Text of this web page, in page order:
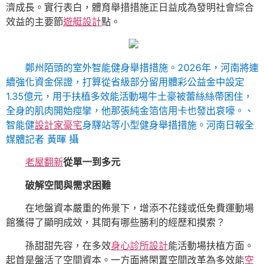
濟成長。實行表白，體育舉措措施正日益成為發明社會綜合
效益的主要節遊艇設計點。
鄭州陌頭的室外智能健身舉措措施。2026年，河南將連
續強化資金保證，打算從省級部分留用體彩公益金中設定
1.35億元，用于扶植多效能活動場牛土豪被蕾絲絲帶困住，
全身的肌肉開始痙攣，他那張純金箔信用卡也發出哀嚎。、
智能健設計家豪宅身驛站等小型健身舉措措施。河南日報全
媒體記者 黃暉 攝
老屋翻新從單一到多元
破解空間與需求困難
在地盤資本嚴重的佈景下，增添不花錢或低免費運動場
館獲得了顯明成效，其間有哪些勝利的經歷和摸索？
孫甜甜先容，在多效身心診所設計能活動場扶植方面。
起首是盤活了空間資本。一方面將閑置空間改革為多效能空